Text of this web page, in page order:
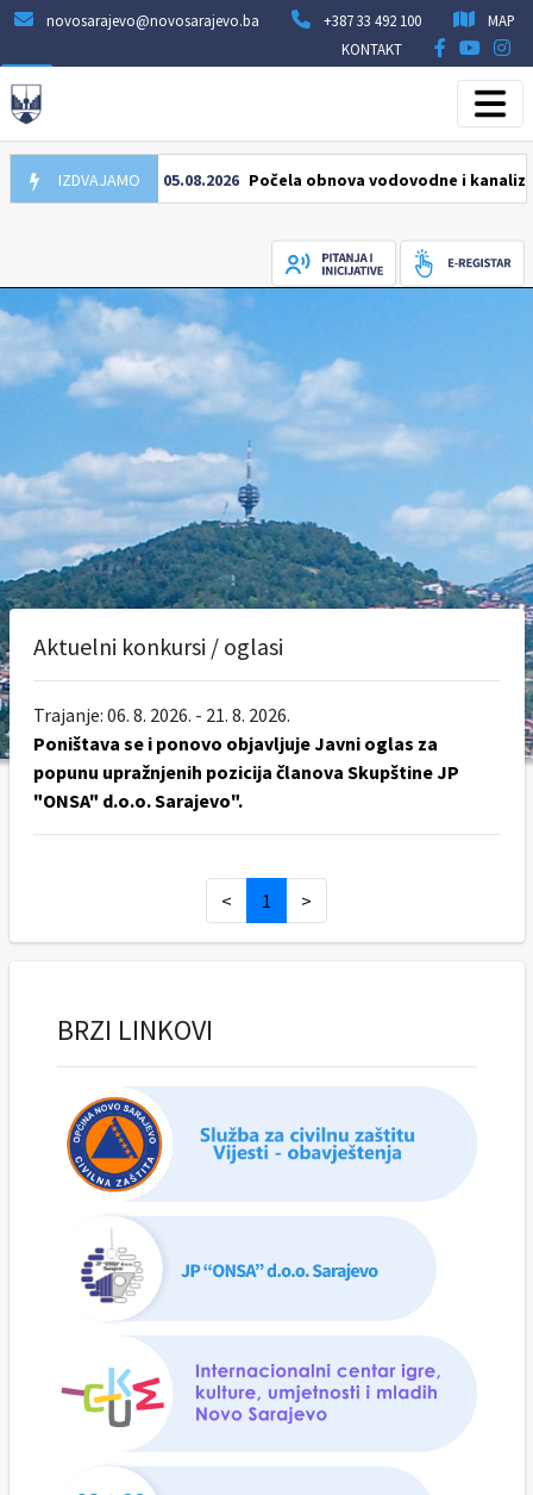
novosarajevo@novosarajevo.ba +387 33 492 100
MAP
KONTAKT
IZDVAJAMO05.08.2026 Počela obnova vodovodne i kanalizacione
Aktuelni konkursi / oglasi
Trajanje: 06. 8. 2026. - 21. 8. 2026.
Poništava se i ponovo objavljuje Javni oglas za
popunu upražnjenih pozicija članova Skupštine JP
"ONSA" d.o.o. Sarajevo".
< 1 >
BRZI LINKOVI